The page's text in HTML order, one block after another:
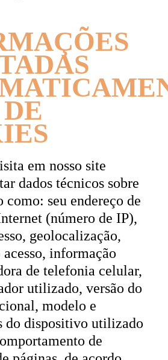
em nosso site
dados técnicos sobre
como: seu endereço de
(número de IP),
geolocalização,
acesso, informação
de telefonia celular,
utilizado, versão do
modelo e
do dispositivo utilizado
de